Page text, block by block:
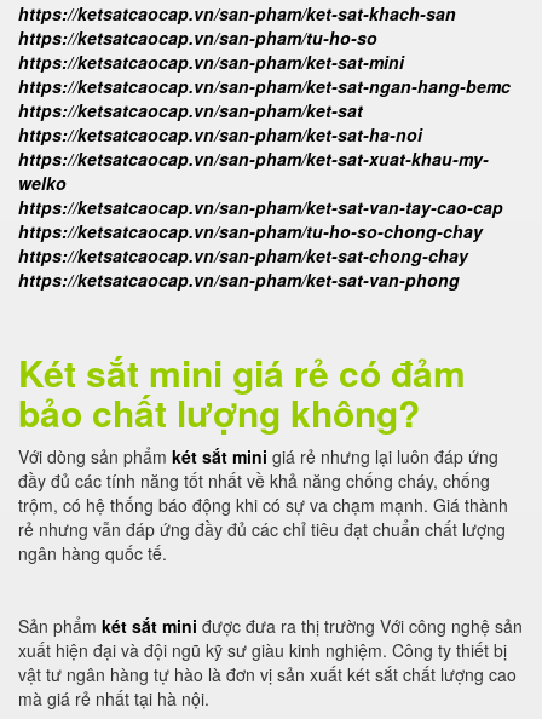
https://ketsatcaocap.vn/san-pham/ket-sat-khach-san
https://ketsatcaocap.vn/san-pham/tu-ho-so
https://ketsatcaocap.vn/san-pham/ket-sat-mini
https://ketsatcaocap.vn/san-pham/ket-sat-ngan-hang-bemc
https://ketsatcaocap.vn/san-pham/ket-sat
https://ketsatcaocap.vn/san-pham/ket-sat-ha-noi
https://ketsatcaocap.vn/san-pham/ket-sat-xuat-khau-my-
welko
https://ketsatcaocap.vn/san-pham/ket-sat-van-tay-cao-cap
https://ketsatcaocap.vn/san-pham/tu-ho-so-chong-chay
https://ketsatcaocap.vn/san-pham/ket-sat-chong-chay
https://ketsatcaocap.vn/san-pham/ket-sat-van-phong
Két sắt mini giá rẻ có đảm
bảo chất lượng không?
Với dòng sản phẩm két sắt mini giá rẻ nhưng lại luôn đáp ứng
đầy đủ các tính năng tốt nhất về khả năng chống cháy, chống
trộm, có hệ thống báo động khi có sự va chạm mạnh. Giá thành
rẻ nhưng vẫn đáp ứng đầy đủ các chỉ tiêu đạt chuẩn chất lượng
ngân hàng quốc tế.
Sản phẩm két sắt mini được đưa ra thị trường Với công nghệ sản
xuất hiện đại và đội ngũ kỹ sư giàu kinh nghiệm. Công ty thiết bị
vật tư ngân hàng tự hào là đơn vị sản xuất két sắt chất lượng cao
mà giá rẻ nhất tại hà nội.